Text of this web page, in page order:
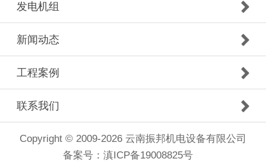
发电机组
新闻动态
工程案例
联系我们
Copyright © 2009-2026 云南振邦机电设备有限公司
备案号： 滇ICP备19008825号